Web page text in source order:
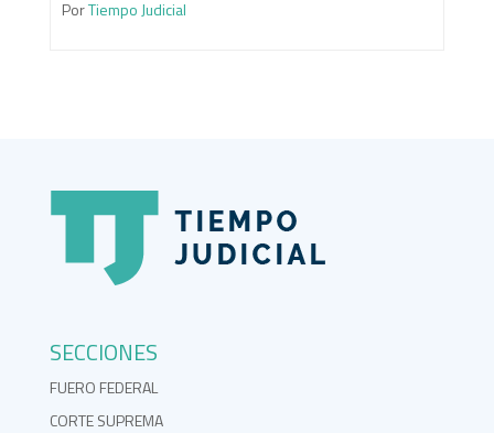
PorTiempo Judicial
SECCIONES
FUERO FEDERAL
CORTE SUPREMA